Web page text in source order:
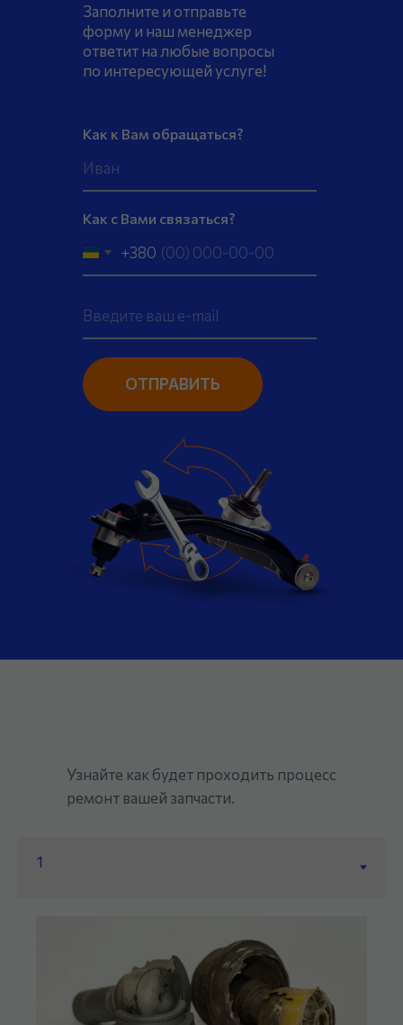
Как к Вам обращаться?
Как с Вами связаться?
+380
ОТПРАВИТЬ
Заполните и отправьте
форму и наш менеджер
ответит на любые вопросы
по интересующей услуге!
Узнайте как будет проходить процесс
ремонт вашей запчасти.